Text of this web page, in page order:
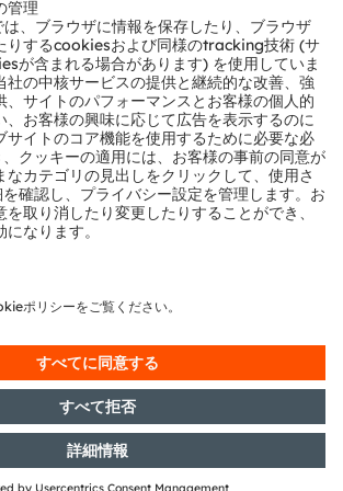
ーク
AG. All rights reserved.
利用規約 取引条件